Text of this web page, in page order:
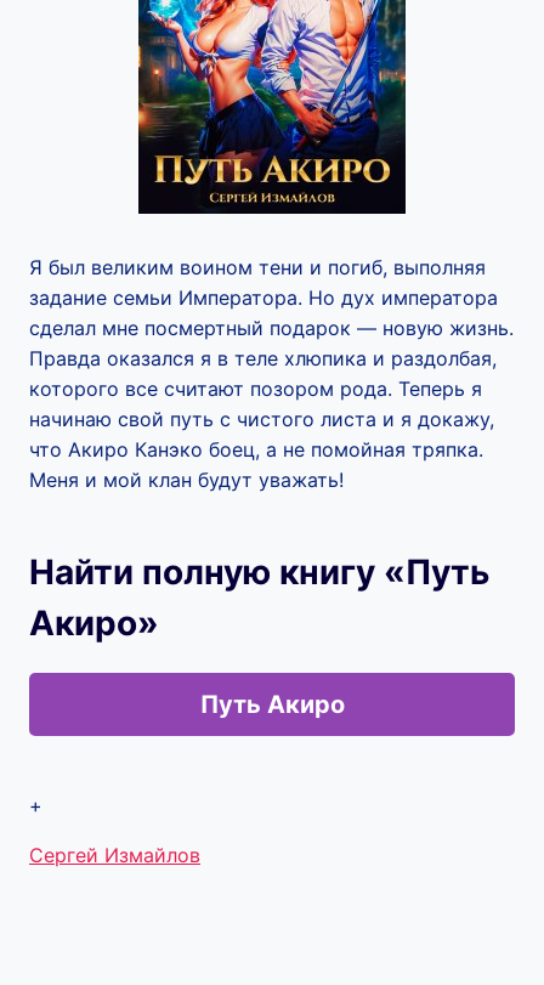
Я был великим воином тени и погиб, выполняя
задание семьи Императора. Но дух императора
сделал мне посмертный подарок — новую жизнь.
Правда оказался я в теле хлюпика и раздолбая,
которого все считают позором рода. Теперь я
начинаю свой путь с чистого листа и я докажу,
что Акиро Канэко боец, а не помойная тряпка.
Меня и мой клан будут уважать!
Найти полную книгу «Путь
Акиро»
Путь Акиро
+
Метки
Сергей Измайлов